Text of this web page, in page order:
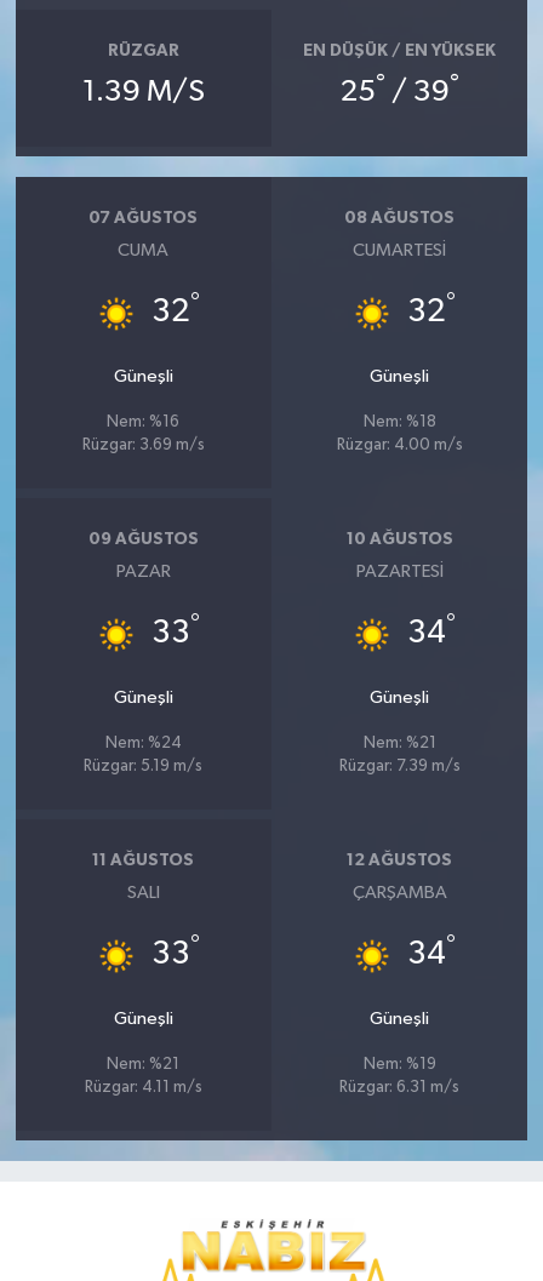
RÜZGAR
1.39 M/S
EN DÜŞÜK / EN YÜKSEK
25° / 39°
07 AĞUSTOS
CUMA
32°
Güneşli
Nem: %16
Rüzgar: 3.69 m/s
08 AĞUSTOS
CUMARTESI
32°
Güneşli
Nem: %18
Rüzgar: 4.00 m/s
09 AĞUSTOS
PAZAR
33°
Güneşli
Nem: %24
Rüzgar: 5.19 m/s
10 AĞUSTOS
PAZARTESI
34°
Güneşli
Nem: %21
Rüzgar: 7.39 m/s
11 AĞUSTOS
SALI
33°
Güneşli
Nem: %21
Rüzgar: 4.11 m/s
12 AĞUSTOS
ÇARŞAMBA
34°
Güneşli
Nem: %19
Rüzgar: 6.31 m/s